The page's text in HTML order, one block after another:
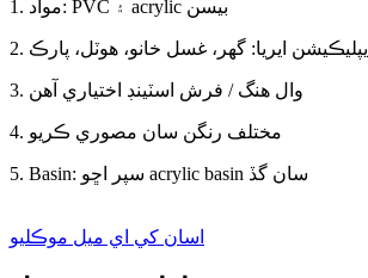
1. مواد: PVC ۽ acrylic بيسن
2. ايپليڪيشن ايريا: گهر، غسل خانو، هوٽل، پارڪ
3. وال ھنگ / فرش اسٽينڊ اختياري آھن
4. مختلف رنگن سان مصوري ڪريو
5. Basin: سپر اڇو acrylic basin سان گڏ
اسان کي اي ميل موڪليو